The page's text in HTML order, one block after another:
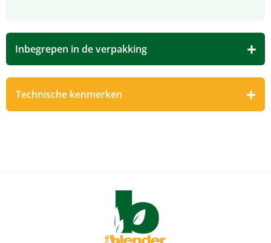
Inbegrepen in de verpakking
Technische kenmerken